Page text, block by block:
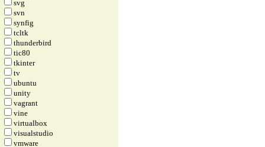
svg
svn
synfig
tcltk
thunderbird
tic80
tkinter
tv
ubuntu
unity
vagrant
vine
virtualbox
visualstudio
vmware